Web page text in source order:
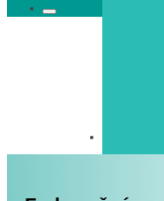
Search
Search